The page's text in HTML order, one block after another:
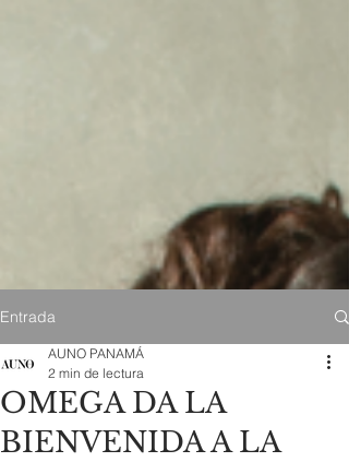
Entrada
OMEGA DA LA
BIENVENIDA A LA
AUNO PANAMÁ
2 min de lectura